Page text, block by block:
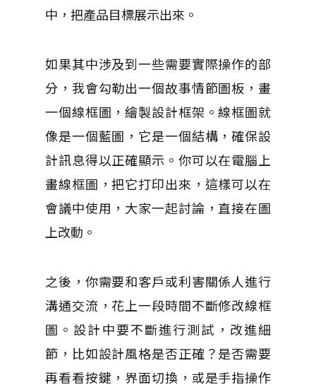
中，把產品目標展示出來。
如果其中涉及到一些需要實際操作的部
分，我會勾勒出一個故事情節圖板，畫
一個線框圖，繪製設計框架。線框圖就
像是一個藍圖，它是一個結構，確保設
計訊息得以正確顯示。 你可以在電腦上
畫線框圖，把它打印出來，這樣可以在
會議中使用，大家一起討論，直接在圖
上改動。
之後，你需要和客戶或利害關係人進行
溝通交流，花上一段時間不斷修改線框
圖。 設計中要不斷進行測試，改進細
節，比如設計風格是否正確？是否需要
再看看按鍵，界面切換，或是手指操作